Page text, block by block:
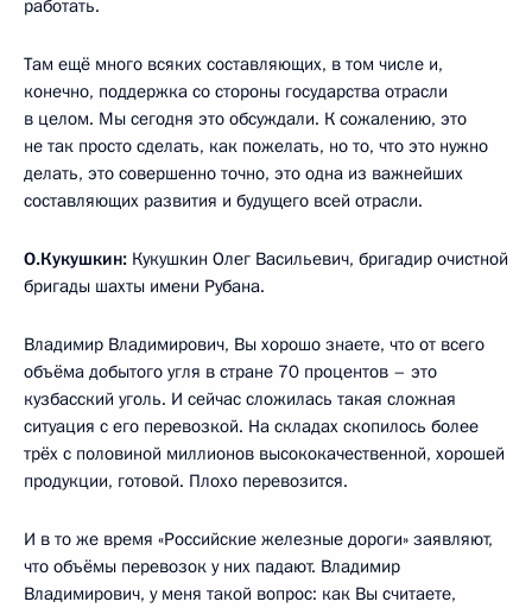
работать.
Там ещё много всяких составляющих, в том числе и,
конечно, поддержка со стороны государства отрасли
в целом. Мы сегодня это обсуждали. К сожалению, это
не так просто сделать, как пожелать, но то, что это нужно
делать, это совершенно точно, это одна из важнейших
составляющих развития и будущего всей отрасли.
О.Кукушкин: Кукушкин Олег Васильевич, бригадир очистной
бригады шахты имени Рубана.
Владимир Владимирович, Вы хорошо знаете, что от всего
объёма добытого угля в стране 70 процентов – это
кузбасский уголь. И сейчас сложилась такая сложная
ситуация с его перевозкой. На складах скопилось более
трёх с половиной миллионов высококачественной, хорошей
продукции, готовой. Плохо перевозится.
И в то же время «Российские железные дороги» заявляют,
что объёмы перевозок у них падают. Владимир
Владимирович, у меня такой вопрос: как Вы считаете,